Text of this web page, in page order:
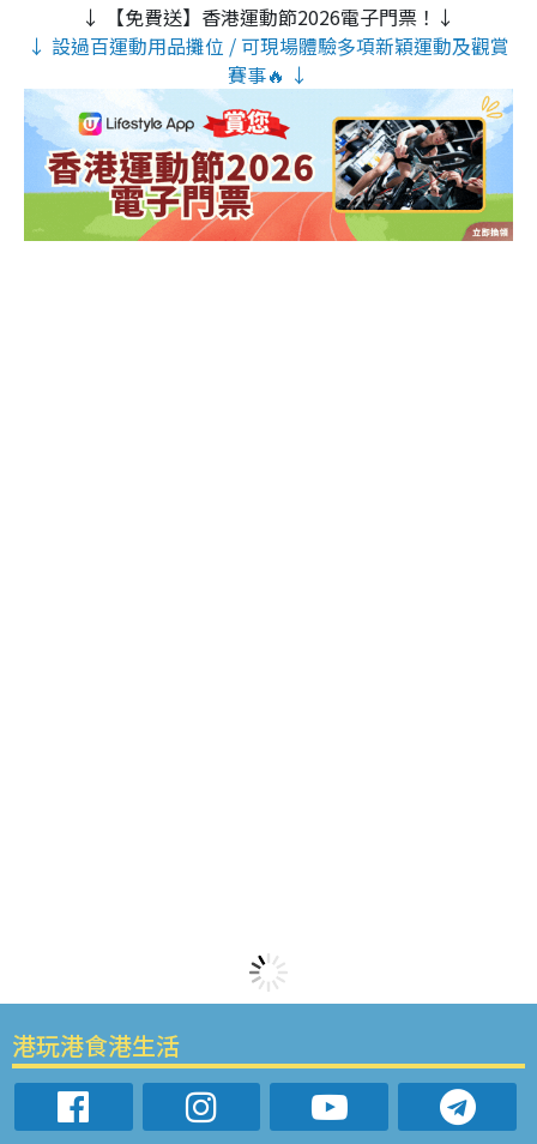
↓ 【免費送】香港運動節2026電子門票！↓
↓ 設過百運動用品攤位 / 可現場體驗多項新穎運動及觀賞
賽事🔥 ↓
港玩港食港生活